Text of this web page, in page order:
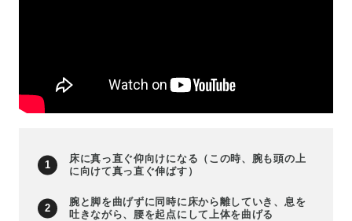
床に真っ直ぐ仰向けになる（この時、腕も頭の上
に向けて真っ直ぐ伸ばす）
腕と脚を曲げずに同時に床から離していき、息を
吐きながら、腰を起点にして上体を曲げる